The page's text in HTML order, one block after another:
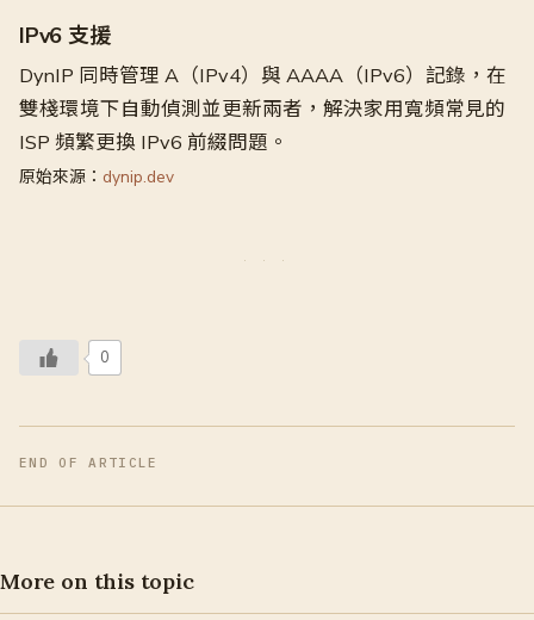
IPv6 支援
DynIP 同時管理 A（IPv4）與 AAAA（IPv6）記錄，在
雙棧環境下自動偵測並更新兩者，解決家用寬頻常見的
ISP 頻繁更換 IPv6 前綴問題。
原始來源： dynip.dev
0
END OF ARTICLE
More on this topic